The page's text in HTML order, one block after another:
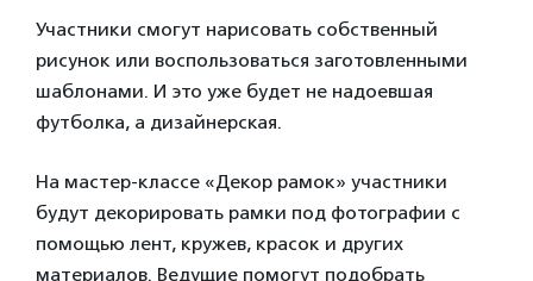
Участники смогут нарисовать собственный
рисунок или воспользоваться заготовленными
шаблонами. И это уже будет не надоевшая
футболка, а дизайнерская.
На мастер-классе «Декор рамок» участники
будут декорировать рамки под фотографии с
помощью лент, кружев, красок и других
материалов. Ведущие помогут подобрать